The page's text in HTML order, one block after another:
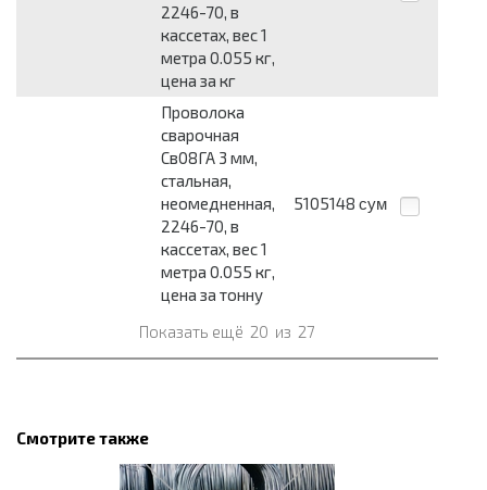
2246-70, в
кассетах, вес 1
метра 0.055 кг,
цена за кг
Проволока
сварочная
Св08ГА 3 мм,
стальная,
неомедненная,
2246-70, в
кассетах, вес 1
метра 0.055 кг,
цена за тонну
5105148 сум
Показать ещё 20 из 27
Смотрите также